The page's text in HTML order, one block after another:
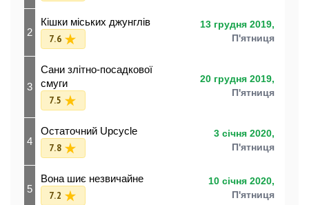
2
Кішки міських джунглів
7.6
13 грудня 2019,
П'ятниця
3
Сани злітно-посадкової
смуги
7.5
20 грудня 2019,
П'ятниця
4
Остаточний Upcycle
7.8
3 січня 2020,
П'ятниця
5
Вона шиє незвичайне
7.2
10 січня 2020,
П'ятниця